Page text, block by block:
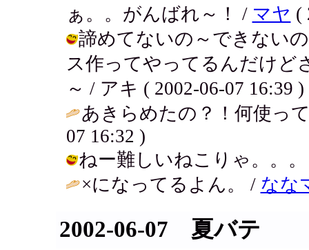
ぁ。。がんばれ～！ / マヤ (
諦めてないの～できない
ス作ってやってるんだけど
～ / アキ ( 2002-06-07 16:39 )
あきらめたの？！何使っ
07 16:32 )
ねー難しいねこりゃ。。。
×になってるよん。 / なな
2002-06-07 夏バテ